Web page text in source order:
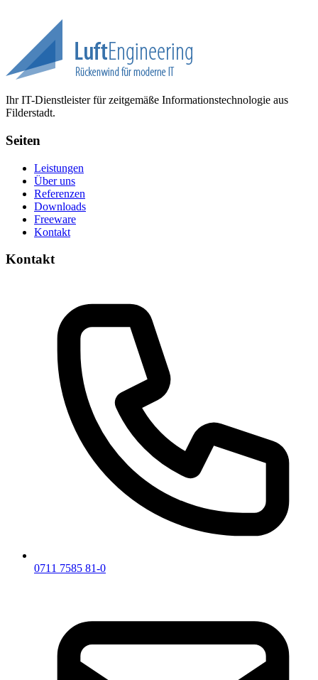
Ihr IT-Dienstleister für zeitgemäße Informationstechnologie aus
Filderstadt.
Seiten
Leistungen
Über uns
Referenzen
Downloads
Freeware
Kontakt
Kontakt
0711 7585 81-0